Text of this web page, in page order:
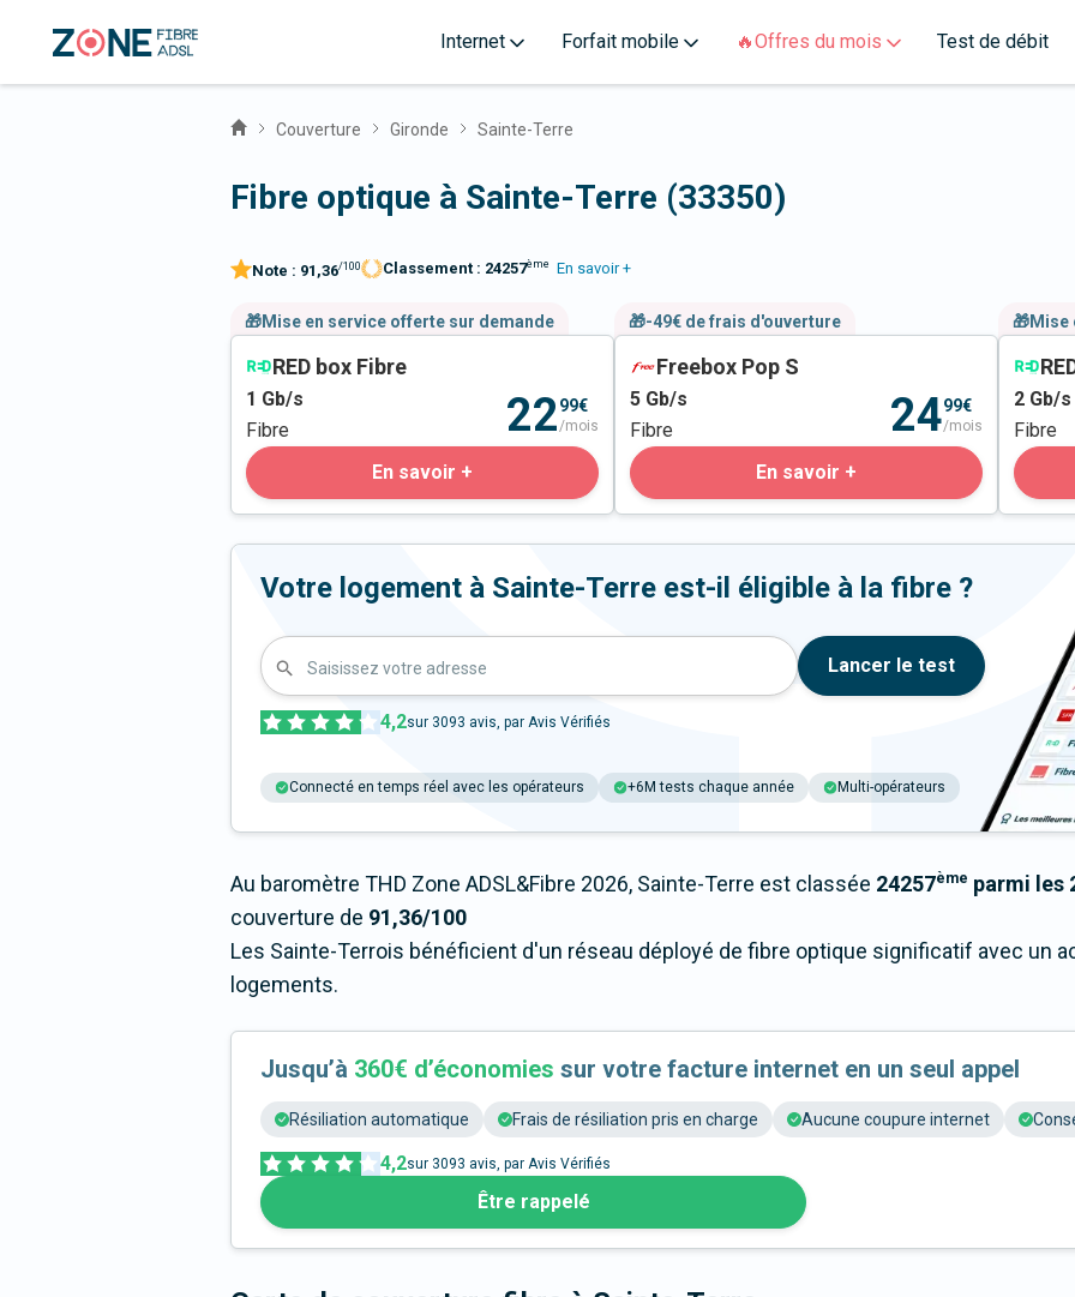
Internet Forfait mobile 🔥Offres du mois Test de débit
Couverture Gironde Sainte-Terre
Fibre optique à Sainte-Terre (33350)
Note : 91,36/100 Classement : 24257ème En savoir +
🎁Mise en service offerte sur demande
RED box Fibre
1 Gb/s
Fibre
2299€
/mois
En savoir +
🎁-49€ de frais d'ouverture
Freebox Pop S
5 Gb/s
Fibre
2499€
/mois
En savoir +
🎁Mise
2 Gb/s
Fibre
Votre logement à Sainte-Terre est-il éligible à la fibre ?
Saisissez votre adresse Lancer le test
4,2sur 3093 avis, par Avis Vérifiés
Connecté en temps réel avec les opérateurs +6M tests chaque année Multi-opérateurs
Au baromètre THD Zone ADSL&Fibre 2026, Sainte-Terre est classée 24257ème parmi les
couverture de 91,36/100
Les Sainte-Terrois bénéficient d'un réseau déployé de fibre optique significatif avec un
logements.
Jusqu’à 360€ d’économies sur votre facture internet en un seul appel
Résiliation automatique Frais de résiliation pris en charge Aucune coupure internet
4,2sur 3093 avis, par Avis Vérifiés
Être rappelé